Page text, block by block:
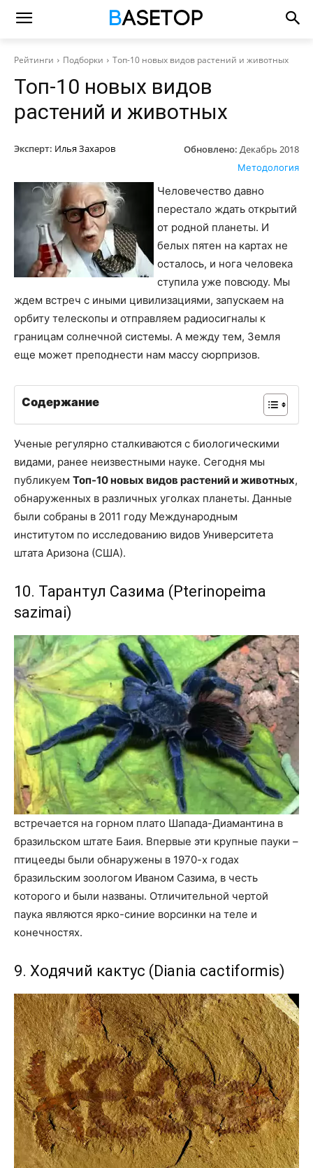
Рейтинги Подборки Топ-10 новых видов растений и животных
Топ-10 новых видов
растений и животных
Эксперт: Илья Захаров Обновлено: Декабрь 2018
Методология
Человечество давно
перестало ждать открытий
от родной планеты. И
белых пятен на картах не
осталось, и нога человека
ступила уже повсюду. Мы
ждем встреч с иными цивилизациями, запускаем на
орбиту телескопы и отправляем радиосигналы к
границам солнечной системы. А между тем, Земля
еще может преподнести нам массу сюрпризов.
Содержание
Ученые регулярно сталкиваются с биологическими
видами, ранее неизвестными науке. Сегодня мы
публикуем Топ-10 новых видов растений и животных,
обнаруженных в различных уголках планеты. Данные
были собраны в 2011 году Международным
институтом по исследованию видов Университета
штата Аризона (США).
10. Тарантул Сазима (Pterinopeima
sazimai)
встречается на горном плато Шапада-Диамантина в
бразильском штате Баия. Впервые эти крупные пауки –
птицееды были обнаружены в 1970-х годах
бразильским зоологом Иваном Сазима, в честь
которого и были названы. Отличительной чертой
паука являются ярко-синие ворсинки на теле и
конечностях.
9. Ходячий кактус (Diania cactiformis)